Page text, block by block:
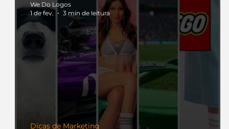
Dicas de Marketing
We Do Logos
1 de fev.
3 min de leitura